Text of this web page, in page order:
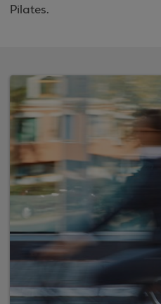
Pilates.